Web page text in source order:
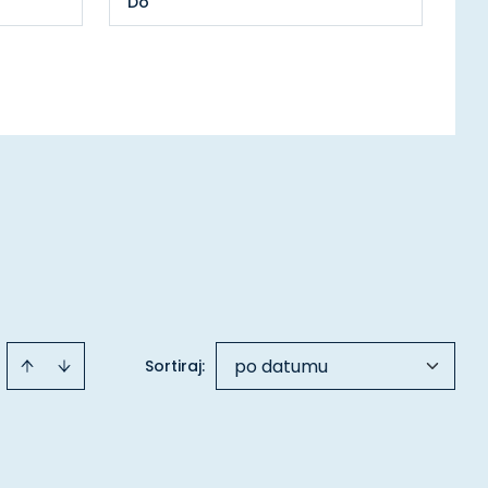
Sortiraj: po datumu